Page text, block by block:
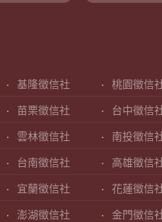
基隆徵信社 桃園徵信
苗栗徵信社 台中徵信
雲林徵信社 南投徵信
台南徵信社 高雄徵信
宜蘭徵信社 花蓮徵信
澎湖徵信社 金門徵信